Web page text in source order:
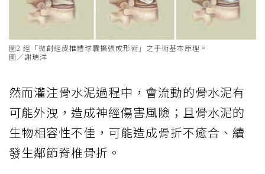
圖2 經「微創經皮椎體球囊擴張成形術」之手術基本原理。
圖／謝瑞洋
然而灌注骨水泥過程中，會流動的骨水泥有
可能外洩，造成神經傷害風險；且骨水泥的
生物相容性不佳，可能造成骨折不癒合、續
發生鄰節脊椎骨折。